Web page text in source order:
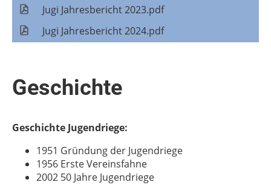
Jugi Jahresbericht 2023.pdf
Jugi Jahresbericht 2024.pdf
Geschichte
Geschichte Jugendriege:
1951 Gründung der Jugendriege
1956 Erste Vereinsfahne
2002 50 Jahre Jugendriege